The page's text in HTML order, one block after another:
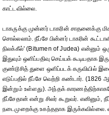
காட்டவில்லை.
டாகருக்கு முன்னர் டாகரின் சாதனைக்கு
சொல்லலாம். நீப்சே பின்னர் டாகரின்
நிலக்கீல்' (Bitumen of Judea) என்னும்
இதுவும் ஒளிப்பதிவு செய்யக் கூடியதாக
குண்டூசித் துளை ஒளிப்படக் கருவியில்
எடுப்பதில் நீப்சே வெற்றி கண்டார். (1826
இன்றும் உள்ளது). அந்தக்
நீப்சேதான் என்று சிலர் கூறுவர். எனினும்,
நடைமுறைக்கு உகந்ததாக இருக்கவில்லை.